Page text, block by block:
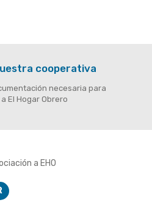
cooperativa
necesaria para
El Hogar Obrero
a EHO